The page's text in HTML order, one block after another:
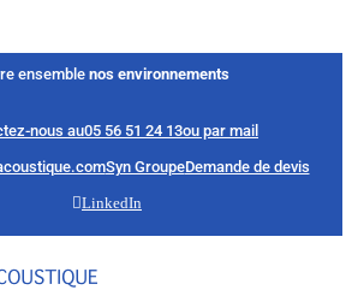
ensemblenos environnements
nous au05 56 51 24 13ou par mail
Syn GroupeDemande de devis
LinkedIn